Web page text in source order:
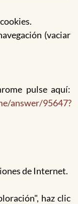
(vaciar
pulse aquí:
answer/95647?
de Internet.
haz clic